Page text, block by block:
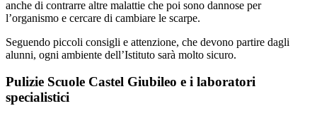
anche di contrarre altre malattie che poi sono dannose per
l’organismo e cercare di cambiare le scarpe.
Seguendo piccoli consigli e attenzione, che devono partire dagli
alunni, ogni ambiente dell’Istituto sarà molto sicuro.
Pulizie Scuole Castel Giubileo e i laboratori
specialistici